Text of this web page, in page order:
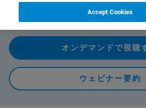
分）
オンデマンドで視聴
ウェビナー要約
Accept Cookies